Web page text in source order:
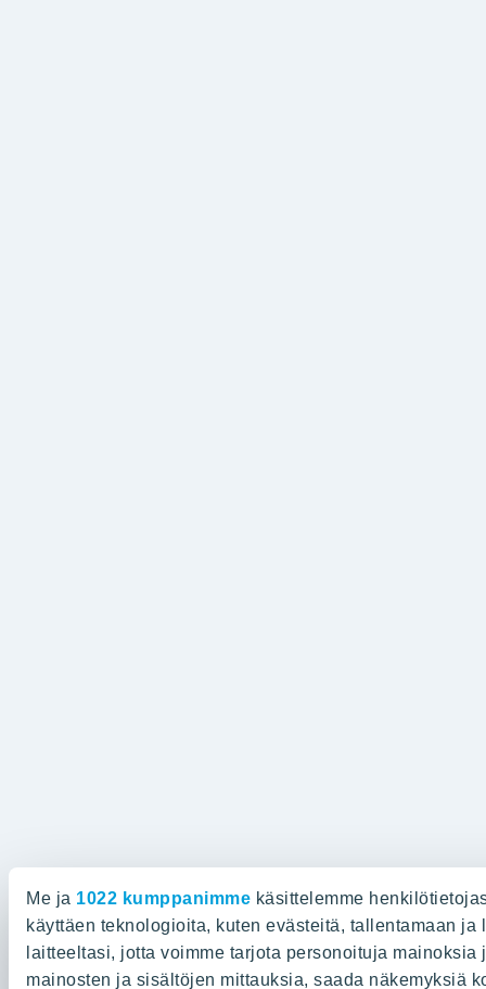
Me ja 1022 kumppanimme käsittelemme
käyttäen teknologioita, kuten evästeitä, tallentamaan ja
laitteeltasi, jotta voimme tarjota personoituja mainoksia
mainosten ja sisältöjen mittauksia, saada näkemyksiä